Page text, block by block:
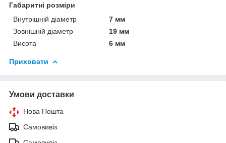
Габаритні розміри
Внутрішній діаметр
7 мм
Зовнішній діаметр
19 мм
Висота
6 мм
Приховати
Умови доставки
Нова Пошта
Самовивіз